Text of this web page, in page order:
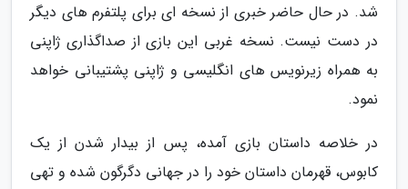
شد. در حال حاضر خبری از نسخه ای برای پلتفرم های دیگر
در دست نیست. نسخه غربی این بازی از صداگذاری ژاپنی
به همراه زیرنویس های انگلیسی و ژاپنی پشتیبانی خواهد
نمود.
در خلاصه داستان بازی آمده، پس از بیدار شدن از یک
کابوس، قهرمان داستان خود را در جهانی دگرگون شده و تهی